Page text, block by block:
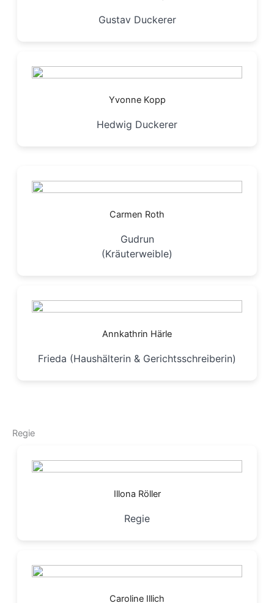
Gustav Duckerer
Yvonne Kopp
Hedwig Duckerer
Carmen Roth
Gudrun
(Kräuterweible)
Annkathrin Härle
Frieda (Haushälterin & Gerichtsschreiberin)
Regie
Illona Röller
Regie
Caroline Illich